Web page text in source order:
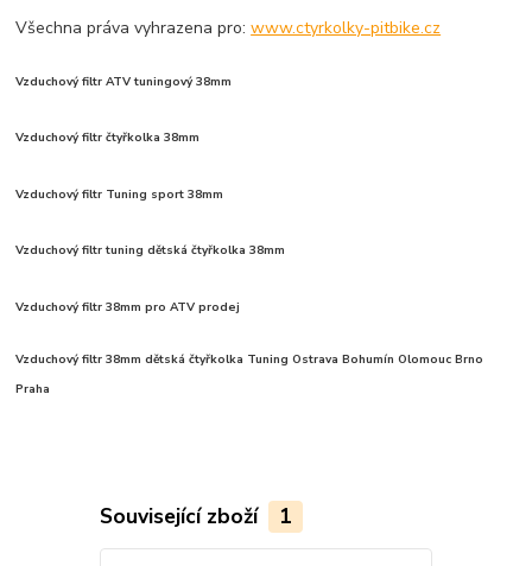
Všechna práva vyhrazena pro:www.ctyrkolky-pitbike.cz
Vzduchový filtr ATV tuningový 38mm
Vzduchový filtr čtyřkolka 38mm
Vzduchový filtr Tuning sport 38mm
Vzduchový filtr tuning dětská čtyřkolka 38mm
Vzduchový filtr 38mm pro ATV prodej
Vzduchový filtr 38mm dětská čtyřkolka Tuning Ostrava Bohumín Olomouc Brno
Praha
Související zboží 1